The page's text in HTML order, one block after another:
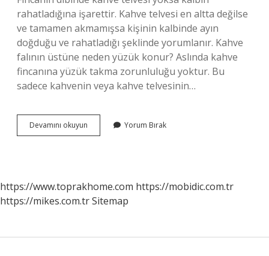
rahatladığına işarettir. Kahve telvesi en altta değilse
ve tamamen akmamışsa kişinin kalbinde ayın
doğduğu ve rahatladığı şeklinde yorumlanır. Kahve
falının üstüne neden yüzük konur? Aslında kahve
fincanına yüzük takma zorunluluğu yoktur. Bu
sadece kahvenin veya kahve telvesinin…
Devamını okuyun
Falı
Yorum Bırak
https://www.toprakhome.com https://mobidic.com.tr
https://mikes.com.trSitemap